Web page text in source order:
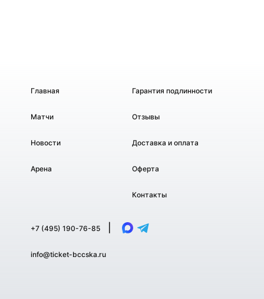
Главная
Матчи
Новости
Арена
Гарантия подлинности
Отзывы
Доставка и оплата
Оферта
Контакты
+7 (495) 190-76-85
info@ticket-bccska.ru